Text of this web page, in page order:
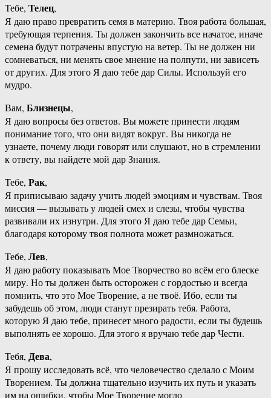
Тебе, Телец,
Я даю право превратить семя в материю. Твоя работа большая,
требующая терпения. Ты должен закончить все начатое, иначе
семена будут потрачены впустую на ветер. Ты не должен ни
сомневаться, ни менять свое мнение на полпути, ни зависеть
от других. Для этого Я даю тебе дар Силы. Используй его
мудро.
Вам, Близнецы,
Я даю вопросы без ответов. Вы можете принести людям
понимание того, что они видят вокруг. Вы никогда не
узнаете, почему люди говорят или слушают, но в стремлении
к ответу, вы найдете мой дар Знания.
Тебе, Рак,
Я приписываю задачу учить людей эмоциям и чувствам. Твоя
миссия — вызывать у людей смех и слезы, чтобы чувства
развивали их изнутри. Для этого Я даю тебе дар Семьи,
благодаря которому твоя полнота может размножаться.
Тебе, Лев,
Я даю работу показывать Мое Творчество во всём его блеске
миру. Но ты должен быть осторожен с гордостью и всегда
помнить, что это Мое Творение, а не твоё. Ибо, если ты
забудешь об этом, люди станут презирать тебя. Работа,
которую Я даю тебе, принесет много радости, если ты будешь
выполнять ее хорошо. Для этого я вручаю тебе дар Чести.
Тебя, Дева,
Я прошу исследовать всё, что человечество сделало с Моим
Творением. Ты должна тщательно изучить их путь и указать
им на ошибки, чтобы Мое Творение могло